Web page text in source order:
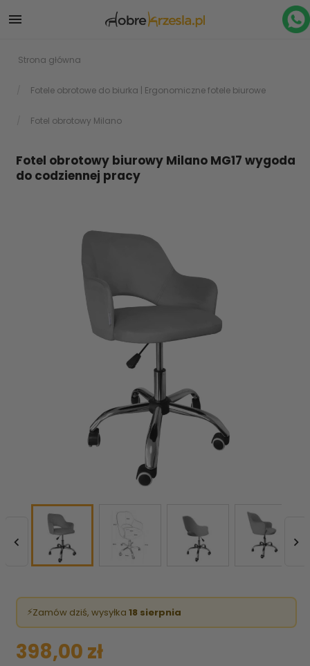

Strona główna
Fotele obrotowe do biurka | Ergonomiczne fotele biurowe
Fotel obrotowy Milano
Fotel obrotowy biurowy Milano MG17 wygoda
do codziennej pracy
 
⚡Zamów dziś, wysyłka 18 sierpnia
398,00 zł